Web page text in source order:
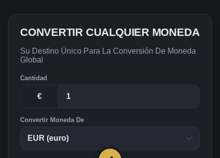
CONVERTIR CUALQUIER MONEDA
Su Destino Único Para La Conversión De Moneda
Global
Cantidad
€
Convertir Moneda De